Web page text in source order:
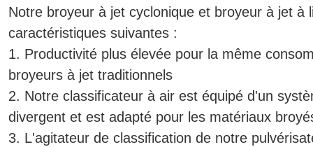
Notre broyeur à jet cyclonique et broyeur à jet à
caractéristiques suivantes :
1. Productivité plus élevée pour la même
broyeurs à jet traditionnels
2. Notre classificateur à air est équipé d'un
divergent et est adapté pour les matériaux
3. L'agitateur de classification de notre